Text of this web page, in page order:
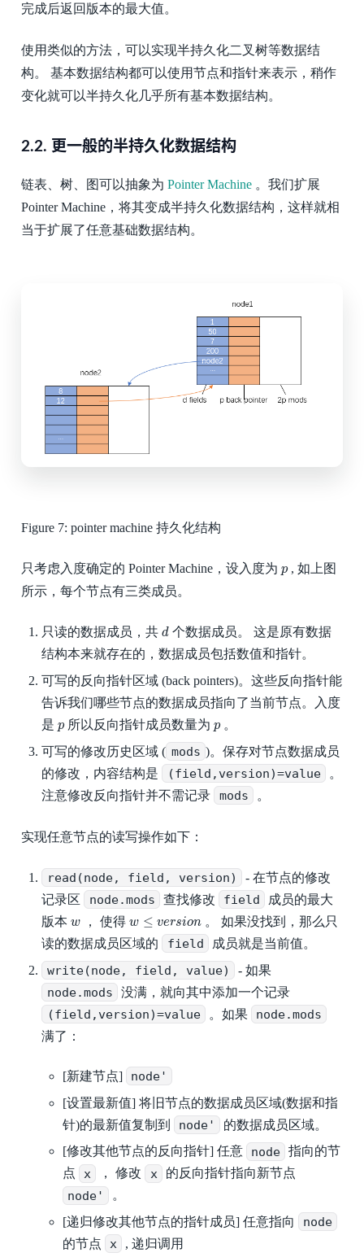
完成后返回版本的最大值。
使用类似的方法，可以实现半持久化二叉树等数据结
构。 基本数据结构都可以使用节点和指针来表示，稍作
变化就可以半持久化几乎所有基本数据结构。
2.2. 更一般的半持久化数据结构
链表、树、图可以抽象为 Pointer Machine。我们扩展
Pointer Machine，将其变成半持久化数据结构，这样就相
当于扩展了任意基础数据结构。
Figure 7: pointer machine 持久化结构
只考虑入度确定的 Pointer Machine，设入度为 p
p, 如上图
所示，每个节点有三类成员。
只读的数据成员，共d
d 个数据成员。 这是原有数据
结构本来就存在的，数据成员包括数值和指针。
可写的反向指针区域 (back pointers)。这些反向指针能
告诉我们哪些节点的数据成员指向了当前节点。入度
是p
p所以反向指针成员数量为p
p。
可写的修改历史区域 ( mods )。保存对节点数据成员
的修改，内容结构是
(field,version)=value
。
注意修改反向指针并不需记录
mods 。
实现任意节点的读写操作如下：
read(node, field, version)
- 在节点的修改
记录区
node.mods 查找修改 field
成员的最大
版本w
w ， 使得w ≤ version
w ≤v ersion
。 如果没找到，那么只
读的数据成员区域的
field 成员就是当前值。
write(node, field, value) - 如果
node.mods 没满，就向其中添加一个记录
(field,version)=value 。如果 node.mods
满了：
[新建节点] node'
[设置最新值] 将旧节点的数据成员区域(数据和指
针)的最新值复制到
node'
的数据成员区域。
[修改其他节点的反向指针] 任意
node 指向的节
点
x ， 修改 x 的反向指针指向新节点
node'
。
[递归修改其他节点的指针成员] 任意指向
node
的节点 x , 递归调用